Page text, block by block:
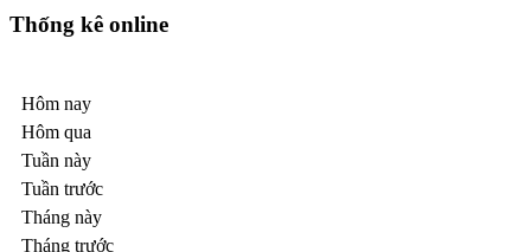
MARBLE
1. Hành Kim
Vật liệu mang tính
Kim như sắt, thép,
inox và đá cứng (đá
hoa cương…) là
những vật liệu thông
Thống kê online
Hôm nay
Hôm qua
Tuần này
Tuần trước
Tháng này
Tháng trước
ngay Trung tâm Quận
Tân Sơn Nhất 2 km
và cách trung tâm
thành phố / Chợ Lớn
5 km, cách Trung
Tâm Hội Chợ &
Triển Lãm Quốc Tế
Hoàng Văn Thụ